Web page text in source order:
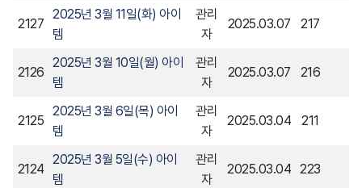
2127
2025년 3월 11일(화) 아이
템
관리
자
2025.03.07 217
2126
2025년 3월 10일(월) 아이
템
관리
자
2025.03.07 216
2125
2025년 3월 6일(목) 아이
템
관리
자
2025.03.04 211
2124
2025년 3월 5일(수) 아이
템
관리
자
2025.03.04 223